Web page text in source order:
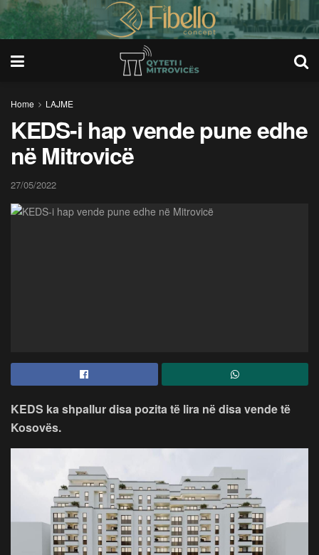
Home LAJME
KEDS-i hap vende pune edhe
në Mitrovicë
27/05/2022
KEDS ka shpallur disa pozita të lira në disa vende të
Kosovës.